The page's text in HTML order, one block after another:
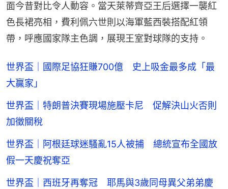
面今昔對比令人動容。當天萊蒂齊亞王后選擇一襲紅
色長裙亮相，費利佩六世則以海軍藍西裝搭配紅領
帶，呼應國家隊主色調，展現王室對球隊的支持。
世界盃｜國際足協狂賺700億 史上吸金最多成「最
大贏家」
世界盃｜特朗普決賽現場施壓卡尼 促解決山火否則
加徵關稅
世界盃｜阿根廷球迷騷亂15人被捕 總統宣布全國放
假一天慶祝奪亞
世界盃｜西班牙再奪冠 耶馬與3歲同母異父弟弟慶